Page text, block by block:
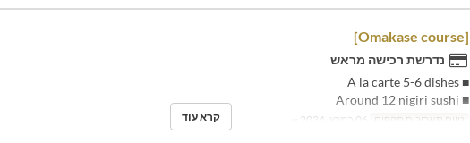
[Omakase course]
נדרשת רכישה מראש
■ A la carte 5-6 dishes
■ Around 12 nigiri sushi
טווח תאריכים תקפים קרא עוד